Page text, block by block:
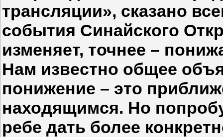
трансляции», сказано
события Синайского
изменяет, точнее –
Нам известно общее
понижение – это
находящимся. Но
ребе дать более